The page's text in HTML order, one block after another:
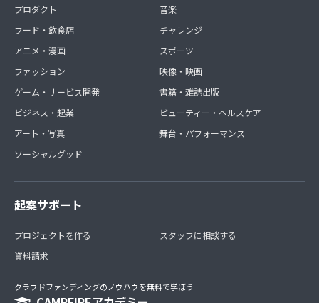
プロダクト
フード・飲食店
アニメ・漫画
ファッション
ゲーム・サービス開発
ビジネス・起業
アート・写真
ソーシャルグッド
音楽
チャレンジ
スポーツ
映像・映画
書籍・雑誌出版
ビューティー・ヘルスケア
舞台・パフォーマンス
起案サポート
プロジェクトを作る
資料請求
スタッフに相談する
クラウドファンディングのノウハウを無料で学ぼう